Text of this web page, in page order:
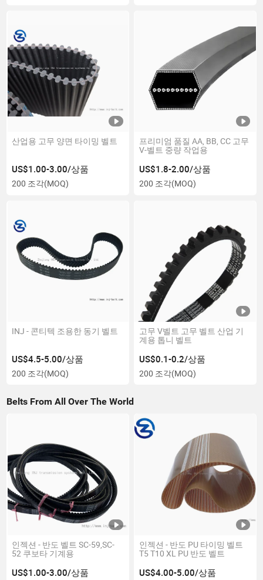
산업용 고무 양면 타이밍 벨트
US$1.00-3.00/상품
200 조각(MOQ)
프리미엄 품질 AA, BB, CC 고무
V-벨트 중량 작업용
US$1.8-2.00/상품
200 조각(MOQ)
INJ - 콘티텍 조용한 동기 벨트
US$4.5-5.00/상품
200 조각(MOQ)
고무 V벨트 고무 벨트 산업 기
계용 톱니 벨트
US$0.1-0.2/상품
200 조각(MOQ)
Belts From All Over The World
인젝션 - 반도 벨트 SC-59,SC-
52 쿠보타 기계용
US$1.00-3.00/상품
인젝션 - 반도 PU 타이밍 벨트
T5 T10 XL PU 반도 벨트
US$4.00-5.00/상품